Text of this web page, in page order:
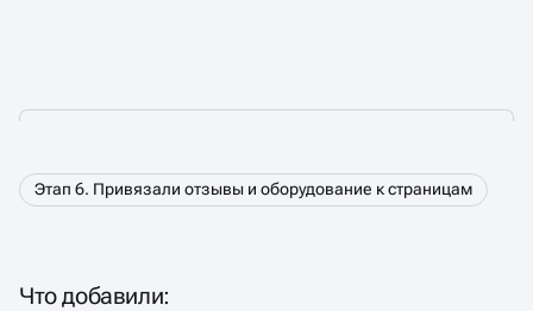
Этап 6. Привязали отзывы и оборудование к страницам
Что добавили: